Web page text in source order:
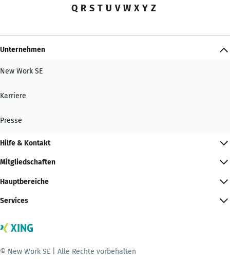
Q R S T U V W X Y Z
Unternehmen
New Work SE
Karriere
Presse
Hilfe & Kontakt
Mitgliedschaften
Hauptbereiche
Services
© New Work SE | Alle Rechte vorbehalten